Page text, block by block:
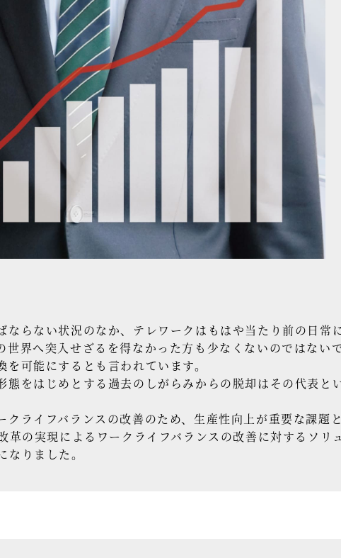
らない状況のなか、テレワークはもはや当たり前の日常
界へ突入せざるを得なかった方も少なくないのではない
可能にするとも言われています。
をはじめとする過去のしがらみからの脱却はその代表とい
ライフバランスの改善のため、生産性向上が重要な課題
の実現によるワークライフバランスの改善に対するソリ
りました。